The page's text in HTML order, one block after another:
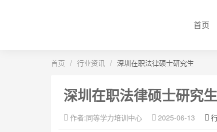
首页
首页 / 行业资讯 / 深圳在职法律硕士研究生
深圳在职法律硕士研究生
作者:同等学力培训中心 2025-06-13